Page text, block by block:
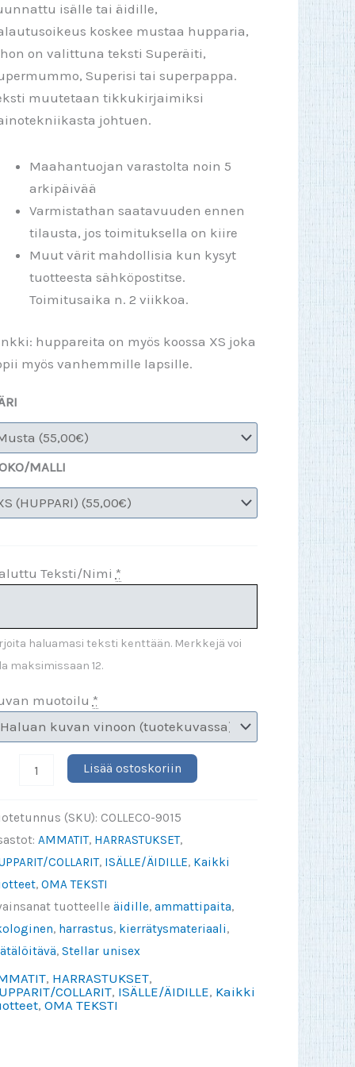
isälle tai äidille,
koskee mustaa hupparia,
on valittuna teksti Superäiti,
Superisi tai superpappa.
muutetaan tikkukirjaimiksi
johtuen.
Maahantuojan varastolta noin 5
arkipäivää
Varmistathan saatavuuden ennen
tilausta, jos toimituksella on kiire
Muut värit mahdollisia kun kysyt
tuotteesta sähköpostitse.
Toimitusaika n. 2 viikkoa.
huppareita on myös koossa XS joka
myös vanhemmille lapsille.
MALLI
Teksti/Nimi *
haluamasi teksti kenttään. Merkkejä voi
maksimissaan 12.
muotoilu *
Lisää ostoskoriin
(SKU): COLLECO-9015
AMMATIT, HARRASTUKSET,
COLLARIT, ISÄLLE/ÄIDILLE, Kaikki
, OMA TEKSTI
tuotteelle äidille, ammattipaita,
, harrastus, kierrätysmateriaali,
, Stellar unisex
, HARRASTUKSET,
COLLARIT, ISÄLLE/ÄIDILLE, Kaikki
, OMA TEKSTI